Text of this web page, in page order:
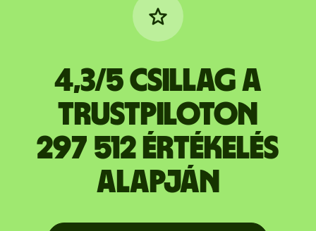
4,3/5 csillag a
Trustpiloton
297 512 értékelés
alapján